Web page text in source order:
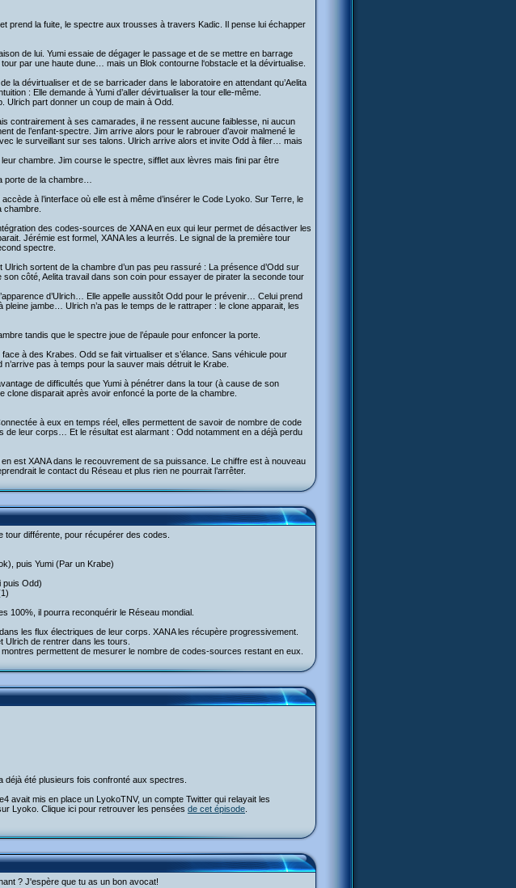
prend la fuite, le spectre aux trousses à travers Kadic. Il pense lui échapper
de lui. Yumi essaie de dégager le passage et de se mettre en barrage
par une haute dune… mais un Blok contourne l‘obstacle et la dévirtualise.
la dévirtualiser et de se barricader dans le laboratoire en attendant qu’Aelita
: Elle demande à Yumi d’aller dévirtualiser la tour elle-même.
part donner un coup de main à Odd.
contrairement à ses camarades, il ne ressent aucune faiblesse, ni aucun
de l’enfant-spectre. Jim arrive alors pour le rabrouer d’avoir malmené le
le surveillant sur ses talons. Ulrich arrive alors et invite Odd à filer… mais
chambre. Jim course le spectre, sifflet aux lèvres mais fini par être
porte de la chambre…
à l’interface où elle est à même d’insérer le Code Lyoko. Sur Terre, le
chambre.
des codes-sources de XANA en eux qui leur permet de désactiver les
Jérémie est formel, XANA les a leurrés. Le signal de la première tour
spectre.
sortent de la chambre d’un pas peu rassuré : La présence d’Odd sur
côté, Aelita travail dans son coin pour essayer de pirater la seconde tour
d’Ulrich… Elle appelle aussitôt Odd pour le prévenir… Celui prend
pleine jambe… Ulrich n’a pas le temps de le rattraper : le clone apparait, les
tandis que le spectre joue de l’épaule pour enfoncer la porte.
à des Krabes. Odd se fait virtualiser et s’élance. Sans véhicule pour
pas à temps pour la sauver mais détruit le Krabe.
de difficultés que Yumi à pénétrer dans la tour (à cause de son
disparait après avoir enfoncé la porte de la chambre.
à eux en temps réel, elles permettent de savoir de nombre de code
de leur corps… Et le résultat est alarmant : Odd notamment en a déjà perdu
est XANA dans le recouvrement de sa puissance. Le chiffre est à nouveau
le contact du Réseau et plus rien ne pourrait l’arrêter.
différente, pour récupérer des codes.
puis Yumi (Par un Krabe)
puis Odd)
100%, il pourra reconquérir le Réseau mondial.
les flux électriques de leur corps. XANA les récupère progressivement.
de rentrer dans les tours.
permettent de mesurer le nombre de codes-sources restant en eux.
été plusieurs fois confronté aux spectres.
avait mis en place un LyokoTNV, un compte Twitter qui relayait les
Lyoko. Clique ici pour retrouver les pensées de cet épisode
? J'espère que tu as un bon avocat!